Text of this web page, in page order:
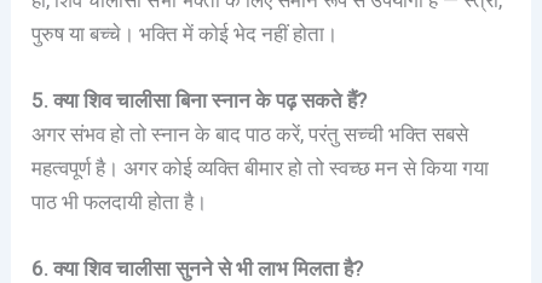
पुरुष या बच्चे। भक्ति में कोई भेद नहीं होता।
5. क्या शिव चालीसा बिना स्नान के पढ़ सकते हैं?
अगर संभव हो तो स्नान के बाद पाठ करें, परंतु सच्ची भक्ति सबसे
महत्वपूर्ण है। अगर कोई व्यक्ति बीमार हो तो स्वच्छ मन से किया गया
पाठ भी फलदायी होता है।
6. क्या शिव चालीसा सुनने से भी लाभ मिलता है?